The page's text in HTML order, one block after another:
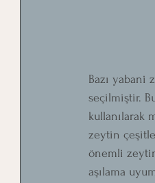
Bazı yabani
seçilmiştir.
kullanılarak
zeytin
önemli
aşılama